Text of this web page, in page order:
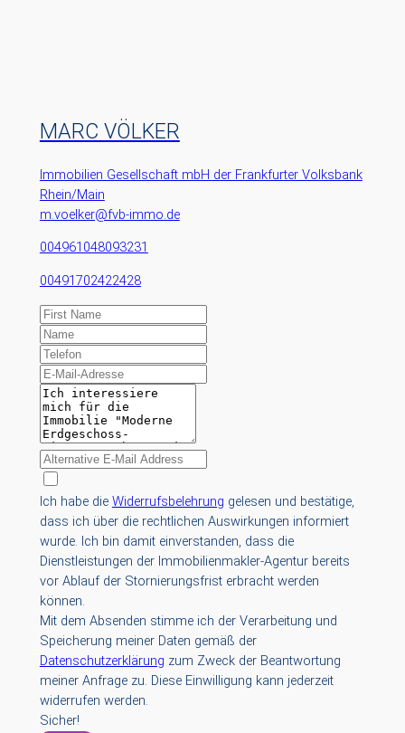
MARC VÖLKER
Immobilien Gesellschaft mbH der Frankfurter Volksbank
Rhein/Main
m.voelker@fvb-immo.de
004961048093231
00491702422428
Ich habe die Widerrufsbelehrung gelesen und bestätige,
dass ich über die rechtlichen Auswirkungen informiert
wurde. Ich bin damit einverstanden, dass die
Dienstleistungen der Immobilienmakler-Agentur bereits
vor Ablauf der Stornierungsfrist erbracht werden
können.
Mit dem Absenden stimme ich der Verarbeitung und
Speicherung meiner Daten gemäß der
Datenschutzerklärung zum Zweck der Beantwortung
meiner Anfrage zu. Diese Einwilligung kann jederzeit
widerrufen werden.
Sicher!